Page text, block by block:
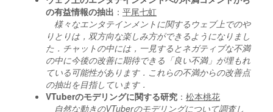
の有益情報の抽出 ： 平尾七虹
様々なエンタテインメントに関するウェブ上でのや
りとりは，双方向な楽しみ方ができるようになりまし
た．チャットの中には，一見するとネガティブな不満
の中に今後の改善に期待できる「良い不満」が埋もれ
ている可能性があります．これらの不満からの改善点
の抽出を目指しています．
VTuberのモデリングに関する研究 ： 松本桃花
自然な動きのVTuberのモデリングについて調査し